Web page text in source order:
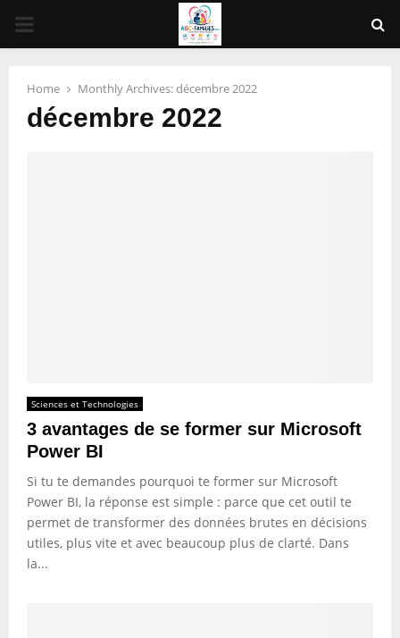
PRIMARY
Home Monthly Archives: décembre 2022
décembre 2022
Sciences et Technologies
3 avantages de se former sur Microsoft
Power BI
Si tu te demandes pourquoi te former sur Microsoft
Power BI, la réponse est simple : parce que cet outil te
permet de transformer des données brutes en décisions
utiles, plus vite et avec beaucoup plus de clarté. Dans
la...